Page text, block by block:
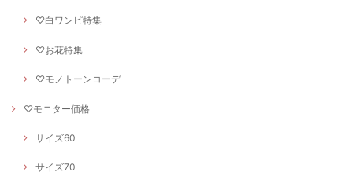
♡白ワンピ特集
♡お花特集
♡モノトーンコーデ
♡モニター価格
サイズ60
サイズ70